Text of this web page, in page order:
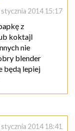
stycznia 2014 15:17
z
koktajl
nie
blender
będą lepiej
stycznia 2014 18:41